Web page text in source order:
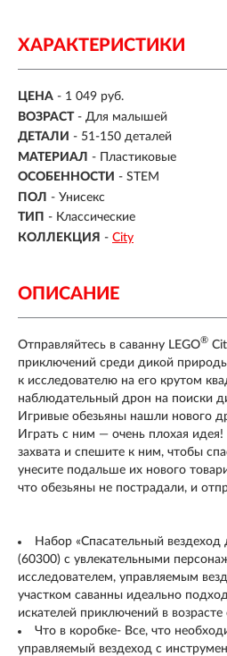
ХАРАКТЕРИСТИКИ
ЦЕНА - 1 049 руб.
ВОЗРАСТ - Для малышей
ДЕТАЛИ - 51-150 деталей
МАТЕРИАЛ - Пластиковые
ОСОБЕННОСТИ - STEM
ПОЛ - Унисекс
ТИП - Классические
КОЛЛЕКЦИЯ - City
ОПИСАНИЕ
Отправляйтесь в саванну LEGO®
приключений среди дикой
к исследователю на его крутом
наблюдательный дрон на поиски
Игривые обезьяны нашли нового
Играть с ним — очень плохая
захвата и спешите к ним, чтобы
унесите подальше их нового
что обезьяны не пострадали, и
Набор «Спасательный вездеход
(60300) с увлекательными
исследователем, управляемым
участком саванны идеально
искателей приключений в возрасте
Что в коробке- Все, что
управляемый вездеход с